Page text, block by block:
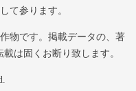
て参ります。
物です。掲載データの、著
は固くお断り致します。